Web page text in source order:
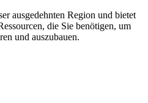
ausgedehnten Region und bietet
die Sie benötigen, um
und auszubauen.